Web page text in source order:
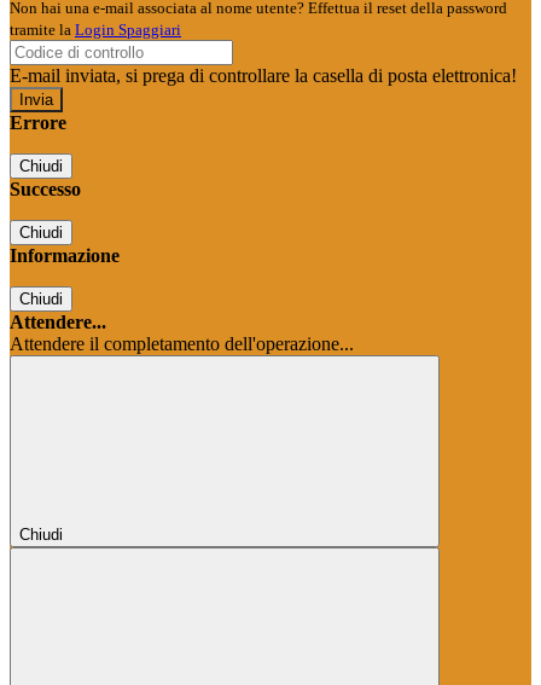
Non hai una e-mail associata al nome utente? Effettua il reset della password
tramite la Login Spaggiari
E-mail inviata, si prega di controllare la casella di posta elettronica!
Errore
Chiudi
Successo
Chiudi
Informazione
Chiudi
Attendere...
Attendere il completamento dell'operazione...
Chiudi